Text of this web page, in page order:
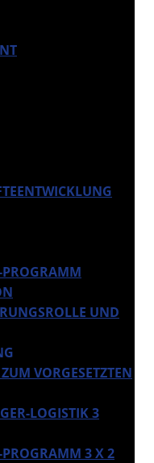
UND
VORGESETZTEN
LOGISTIK 3
3 X 2